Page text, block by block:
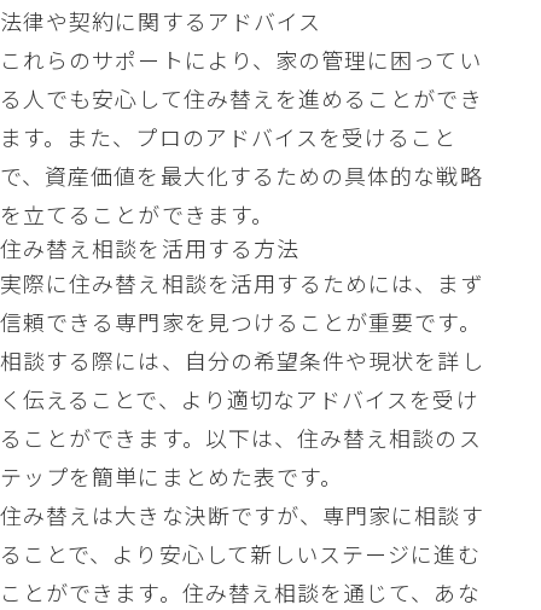
法律や契約に関するアドバイス
これらのサポートにより、家の管理に困ってい
る人でも安心して住み替えを進めることができ
ます。また、プロのアドバイスを受けること
で、資産価値を最大化するための具体的な戦略
を立てることができます。
住み替え相談を活用する方法
実際に住み替え相談を活用するためには、まず
信頼できる専門家を見つけることが重要です。
相談する際には、自分の希望条件や現状を詳し
く伝えることで、より適切なアドバイスを受け
ることができます。以下は、住み替え相談のス
テップを簡単にまとめた表です。
住み替えは大きな決断ですが、専門家に相談す
ることで、より安心して新しいステージに進む
ことができます。住み替え相談を通じて、あな